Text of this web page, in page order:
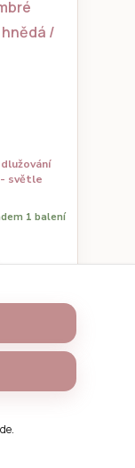
- světle
1 balení
.